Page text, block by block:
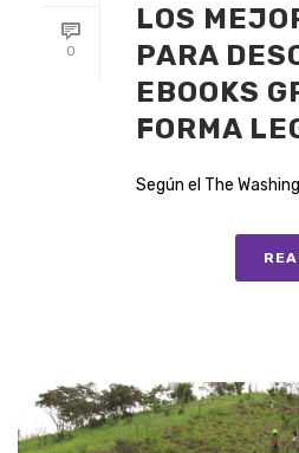
0
LOS
PARA
EBOOKS
FORMA
Según el The